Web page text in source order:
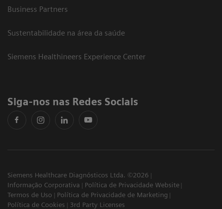
Business Partners
Sustentabilidade na área da saúde
Siemens Healthineers Experience Center
Siga-nos nas Redes Sociais
Siemens Healthcare Diagnósticos Ltda. ©2026
Informação Corporativa
Política de Privacidade Website
Termos de Uso
Política de Privacidade de Marketing
Política de Cookies
3rd Party Licenses